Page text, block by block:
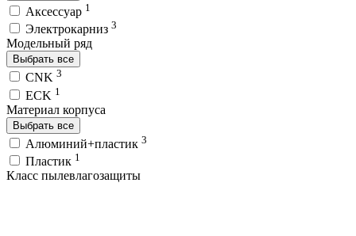
Аксессуар 1
Электрокарниз 3
Модельный ряд
Выбрать все
CNK 3
ECK 1
Материал корпуса
Выбрать все
Алюминий+пластик 3
Пластик 1
Класс пылевлагозащиты